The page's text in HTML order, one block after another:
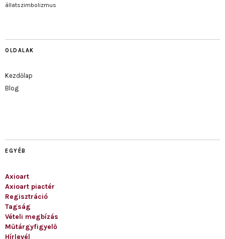
állatszimbolizmus
OLDALAK
Kezdőlap
Blog
EGYÉB
Axioart
Axioart piactér
Regisztráció
Tagság
Vételi megbízás
Műtárgyfigyelő
Hírlevél